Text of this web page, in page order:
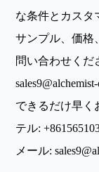
な条件とカスタ
サンプル、価格
問い合わせく
できるだけ早く
テル:
メール: